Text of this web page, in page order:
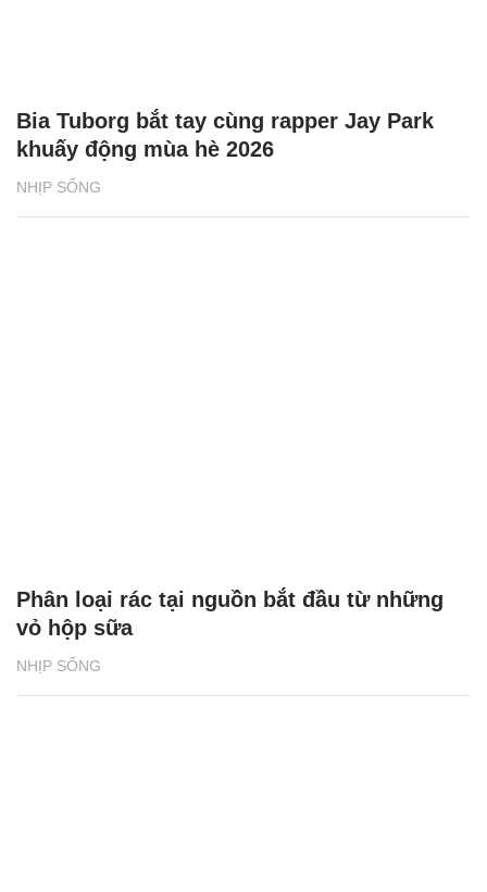
NHỊP SỐNG
Bia Tuborg bắt tay cùng rapper Jay Park
khuấy động mùa hè 2026
NHỊP SỐNG
Phân loại rác tại nguồn bắt đầu từ những
vỏ hộp sữa